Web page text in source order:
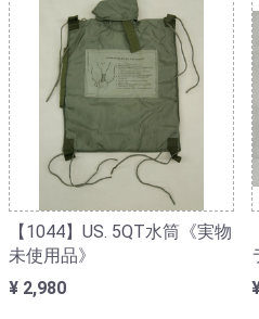
【1044】US. 5QT水筒《実物
未使用品》
¥ 2,980